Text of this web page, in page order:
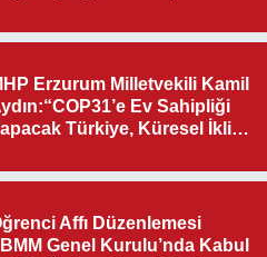
Erzurum Milletvekili Kamil
Ev Sahipliği
Türkiye, Küresel İklim
Affı Düzenlemesi
Genel Kurulu’nda Kabul